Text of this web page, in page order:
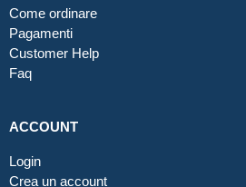
Come ordinare
Pagamenti
Customer Help
Faq
ACCOUNT
Login
Crea un account